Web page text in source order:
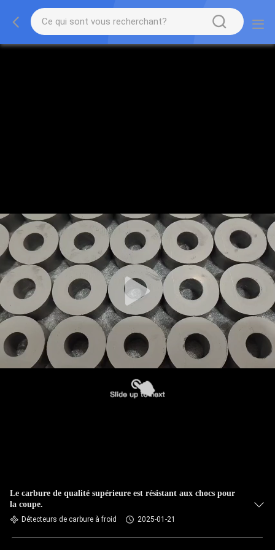
Le carbure de qualité supérieure est résistant aux chocs pour
la coupe.
Détecteurs de carbure à froid 2025-01-21